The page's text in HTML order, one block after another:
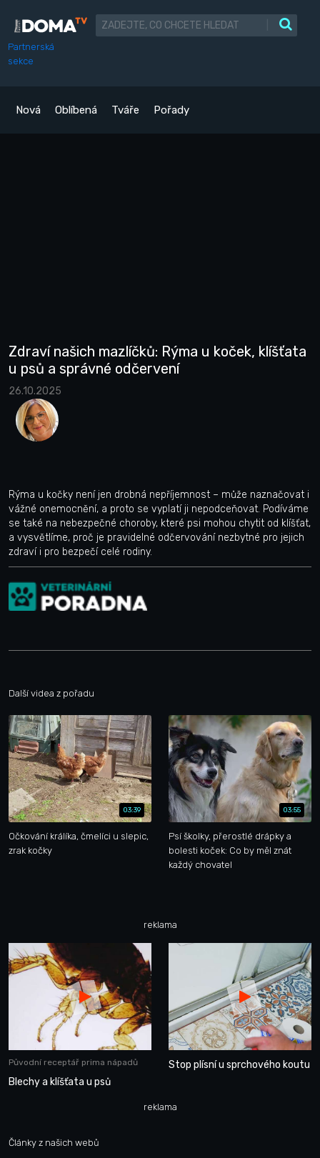
Partnerská
sekce
Nová Oblíbená Tváře Pořady
Zdraví našich mazlíčků: Rýma u koček, klíšťata
u psů a správné odčervení
26.10.2025
Rýma u kočky není jen drobná nepříjemnost – může naznačovat i
vážné onemocnění, a proto se vyplatí ji nepodceňovat. Podíváme
se také na nebezpečné choroby, které psi mohou chytit od klíšťat,
a vysvětlíme, proč je pravidelné odčervování nezbytné pro jejich
zdraví i pro bezpečí celé rodiny.
Další videa z pořadu
03:39
Očkování králíka, čmelíci u slepic,
zrak kočky
03:55
Psí školky, přerostlé drápky a
bolesti koček: Co by měl znát
každý chovatel
reklama
Původní receptář prima nápadů
Blechy a klíšťata u psů
Stop plísní u sprchového koutu
reklama
Články z našich webů